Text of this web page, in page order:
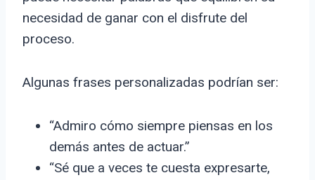
necesidad de ganar con el disfrute del
proceso.
Algunas frases personalizadas podrían ser:
“Admiro cómo siempre piensas en los
demás antes de actuar.”
“Sé que a veces te cuesta expresarte,